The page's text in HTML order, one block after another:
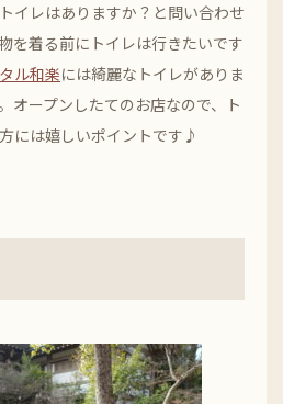
イレはありますか？と問い合わせ
を着る前にトイレは行きたいです
ル和楽には綺麗なトイレがありま
オープンしたてのお店なので、ト
には嬉しいポイントです♪